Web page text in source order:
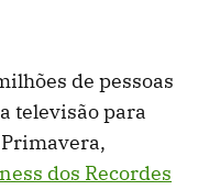
de pessoas
televisão para
dos Recordes